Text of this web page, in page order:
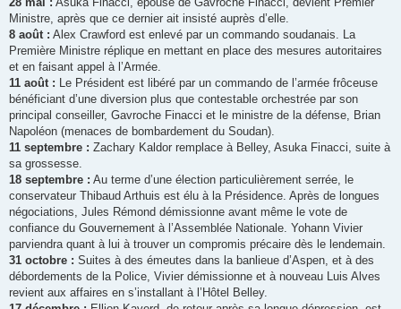
Ministre, après que ce dernier ait insisté auprès d’elle.
8 août : Alex Crawford est enlevé par un commando soudanais. La
Première Ministre réplique en mettant en place des mesures autoritaires
et en faisant appel à l’Armée.
11 août : Le Président est libéré par un commando de l’armée frôceuse
bénéficiant d’une diversion plus que contestable orchestrée par son
principal conseiller, Gavroche Finacci et le ministre de la défense, Brian
Napoléon (menaces de bombardement du Soudan).
11 septembre : Zachary Kaldor remplace à Belley, Asuka Finacci, suite à
sa grossesse.
18 septembre : Au terme d’une élection particulièrement serrée, le
conservateur Thibaud Arthuis est élu à la Présidence. Après de longues
négociations, Jules Rémond démissionne avant même le vote de
confiance du Gouvernement à l’Assemblée Nationale. Yohann Vivier
parviendra quant à lui à trouver un compromis précaire dès le lendemain.
31 octobre : Suites à des émeutes dans la banlieue d’Aspen, et à des
débordements de la Police, Vivier démissionne et à nouveau Luis Alves
revient aux affaires en s’installant à l’Hôtel Belley.